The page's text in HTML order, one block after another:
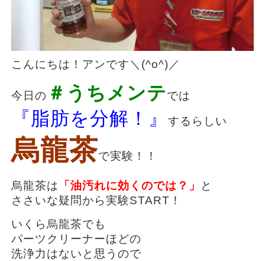
こんにちは！アンです＼(^o^)／
今日の ＃うちメンテでは
『脂肪を分解！』 するらしい
烏龍茶で実験！！
烏龍茶は 「油汚れに効くのでは？」
と
ささいな疑問から実験START！
いくら烏龍茶でも
パーツクリーナーほどの
洗浄力はないと思うので